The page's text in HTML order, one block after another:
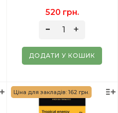
520 грн.
ДОДАТИ У КОШИК
Ціна для закладів: 162 грн.